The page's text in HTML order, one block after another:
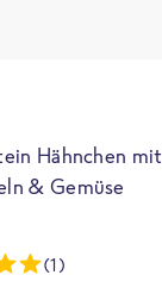
Hähnchen mit
& Gemüse
(1)